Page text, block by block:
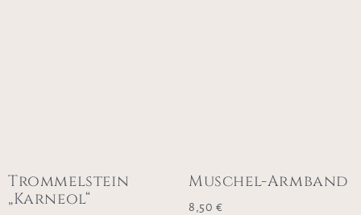
Trommelstein
„Karneol“
Muschel-Armband
8,50 €